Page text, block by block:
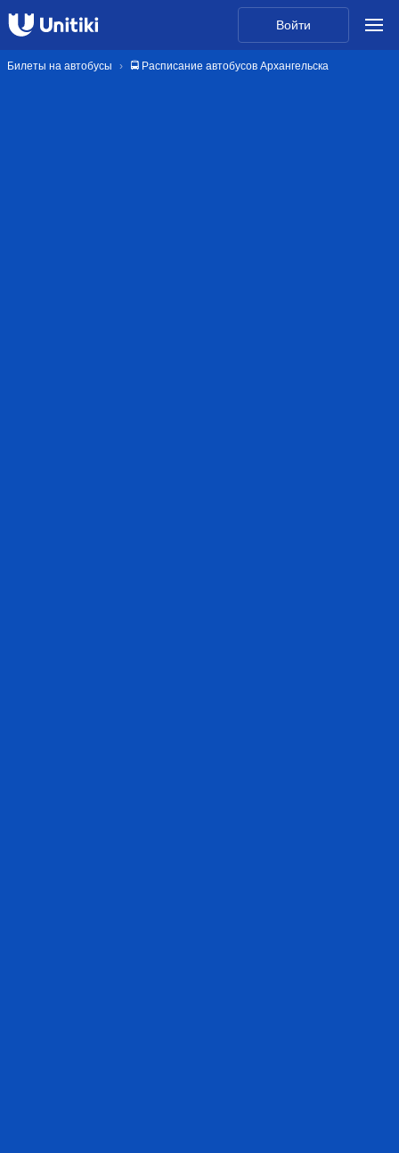
Войти
Билеты на автобусы 🚍 Расписание автобусов Архангельска